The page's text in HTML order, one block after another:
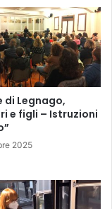
di Legnago,
e figli – Istruzioni
2025